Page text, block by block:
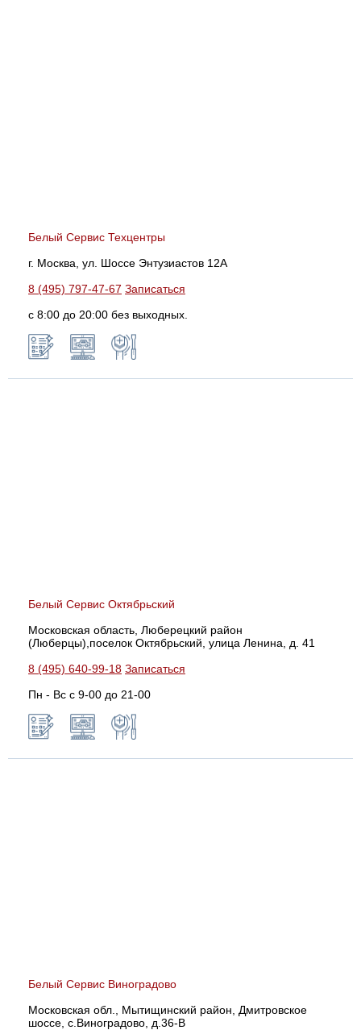
Белый Сервис Техцентры
г. Москва, ул. Шоссе Энтузиастов 12А
8 (495) 797-47-67 Записаться
с 8:00 до 20:00 без выходных.
Белый Сервис Октябрьский
Московская область, Люберецкий район
(Люберцы),поселок Октябрьский, улица Ленина, д. 41
8 (495) 640-99-18 Записаться
Пн - Вс с 9-00 до 21-00
Белый Сервис Виноградово
Московская обл., Мытищинский район, Дмитровское
шоссе, с.Виноградово, д.36-В